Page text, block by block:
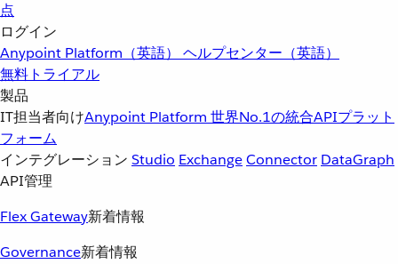
点
ログイン
Anypoint Platform（英語） ヘルプセンター（英語）
無料トライアル
製品
IT担当者向けAnypoint Platform 世界No.1の統合APIプラット
フォーム
インテグレーション Studio ExchangeConnector DataGraph
API管理
Flex Gateway新着情報
Governance新着情報